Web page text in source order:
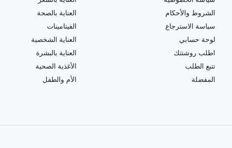
الشروط والأحكام
سياسة الاسترجاع
لوحة حسابي
اطلب روشتتك
تتبع الطلب
المفضلة
العناية بالصحة
الفيتامينات
العناية الشخصية
العناية بالبشرة
الأغذية الصحية
الأم والطفل